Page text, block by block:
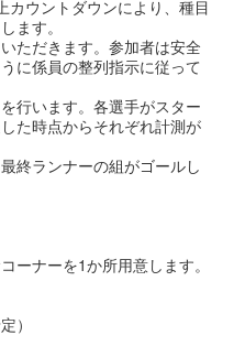
カウントダウンにより、種目
ます。
ただきます。参加者は安全
に係員の整列指示に従って
行います。各選手がスター
た時点からそれぞれ計測が
終ランナーの組がゴールし
ーナーを1か所用意します。
）